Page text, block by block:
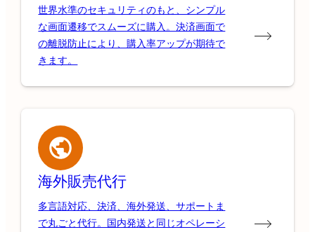
世界水準のセキュリティのもと、シンプル
な画面遷移でスムーズに購入。決済画面で
の離脱防止により、購入率アップが期待で
きます。
海外販売代行
多言語対応、決済、海外発送、サポートま
で丸ごと代行。国内発送と同じオペレーシ